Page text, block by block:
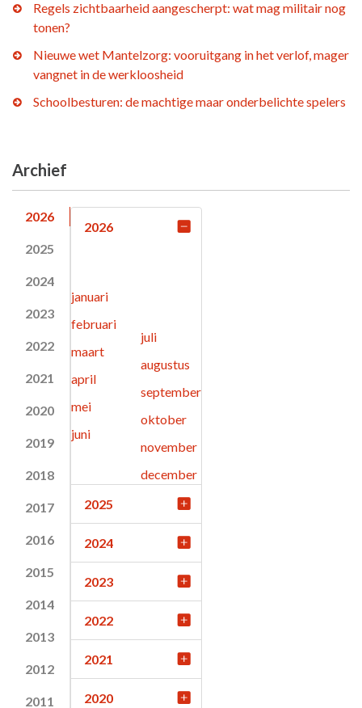
Regels zichtbaarheid aangescherpt: wat mag militair nog
tonen?
Nieuwe wet Mantelzorg: vooruitgang in het verlof, mager
vangnet in de werkloosheid
Schoolbesturen: de machtige maar onderbelichte spelers
Archief
2026
2025
2024
2023
2022
2021
2020
2019
2018
2017
2016
2015
2014
2013
2012
2011
2026
januari
februari
maart
april
mei
juni
juli
augustus
september
oktober
november
december
2025
2024
2023
2022
2021
2020